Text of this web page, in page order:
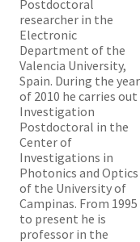
Postdoctoral
researcher in the
Electronic
Department of the
Valencia University,
Spain. During the year
of 2010 he carries out
Investigation
Postdoctoral in the
Center of
Investigations in
Photonics and Optics
of the University of
Campinas. From 1995
to present he is
professor in the